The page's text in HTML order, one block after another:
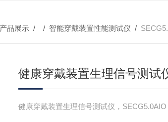
产品展示/ / 智能穿戴装置性能测试仪 /
健康穿戴装置生理信号测试
健康穿戴装置生理信号测试仪，SECG5.0AIO